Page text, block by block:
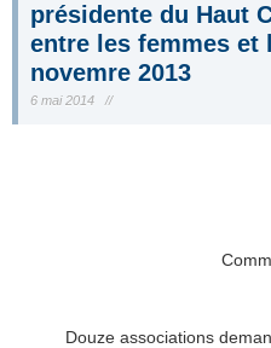
présidente du Haut
entre les femmes et
novemre 2013
6 mai 2014 //
Douze associations